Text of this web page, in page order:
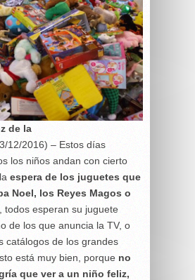
de la
12/2016) – Estos días
los niños andan con cierto
espera de los juguetes que
Noel, los Reyes Magos o
, todos esperan su juguete
de los que anuncia la TV, o
catálogos de los grandes
está muy bien, porque no
que ver a un niño feliz,